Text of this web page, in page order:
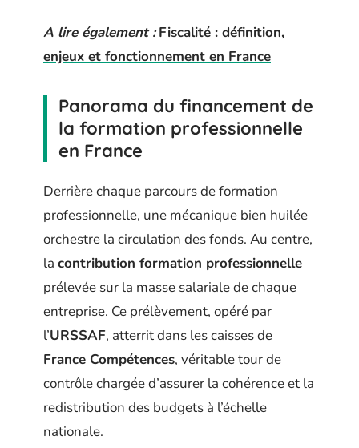
A lire également : Fiscalité : définition,
enjeux et fonctionnement en France
Panorama du financement de
la formation professionnelle
en France
Derrière chaque parcours de formation
professionnelle, une mécanique bien huilée
orchestre la circulation des fonds. Au centre,
la contribution formation professionnelle
prélevée sur la masse salariale de chaque
entreprise. Ce prélèvement, opéré par
l’URSSAF, atterrit dans les caisses de
France Compétences, véritable tour de
contrôle chargée d’assurer la cohérence et la
redistribution des budgets à l’échelle
nationale.